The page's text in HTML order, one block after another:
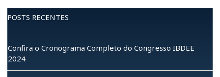
POSTS RECENTES
Confira o Cronograma Completo do Congresso IBDEE
2024